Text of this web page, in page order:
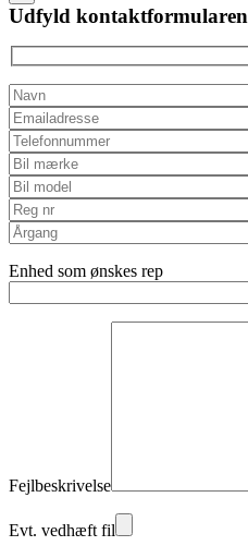
field
empty.
Udfyld kontaktformularen
Enhed som ønskes rep
Fejlbeskrivelse
Evt. vedhæft fil